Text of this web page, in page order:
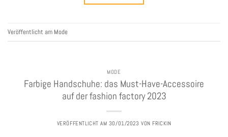
Veröffentlicht am Mode
MODE
Farbige Handschuhe: das Must-Have-Accessoire
auf der fashion factory 2023
VERÖFFENTLICHT AM 30/01/2023 VONFRICKIN